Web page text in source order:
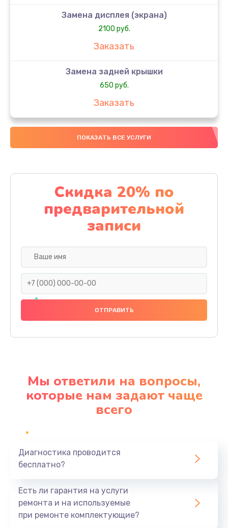
Замена дисплея (экрана)
2100 руб.
Заказать
Замена задней крышки
650 руб.
Заказать
Замена аккумулятора
4000 руб.
Замена материнской платы
1100 руб.
Заказать
Замена праймера
1000 руб.
Заказать
Профилактическая чистка
Заказать
ПОКАЗАТЬ ВСЕ УСЛУГИ
Скидка 20% по
предварительной
записи
Мы ответили на вопросы,
которые нам задают чаще
всего
Диагностика проводится
бесплатно?
Есть ли гарантия на услуги
ремонта и на используемые
при ремонте комплектующие?